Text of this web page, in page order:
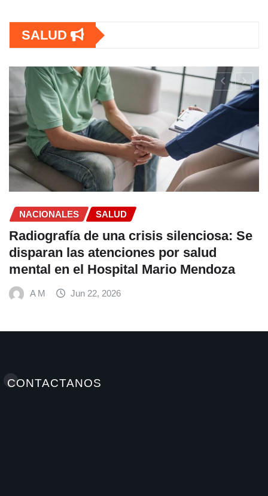
SALUD
SALUD
OPS lanza estrategia urgente para
frenar la Tuberculosis en personas con
VIH en América Latina
A M Jun 22, 2026
CONTACTANOS